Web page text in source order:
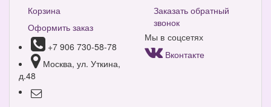
Корзина
Оформить заказ
+7 906 730-58-78
Москва, ул. Уткина,
д.48
Заказать обратный
звонок
Мы в соцсетях
Вконтакте